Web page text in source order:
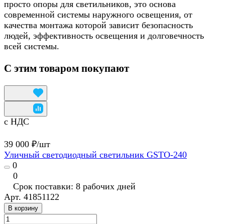
просто опоры для светильников, это основа
современной системы наружного освещения, от
качества монтажа которой зависит безопасность
людей, эффективность освещения и долговечность
всей системы.
С этим товаром покупают
с НДС
39 000 ₽/шт
Уличный светодиодный светильник GSTO-240
0
0
Срок поставки: 8 рабочих дней
Арт. 41851122
В корзину